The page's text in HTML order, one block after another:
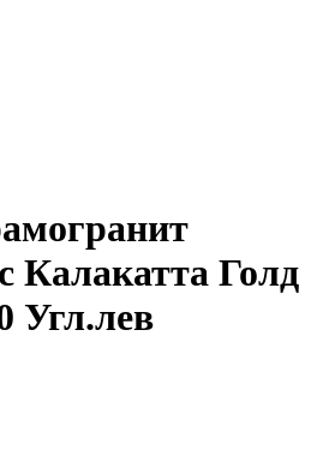
Калакатта Голд
Угл.лев